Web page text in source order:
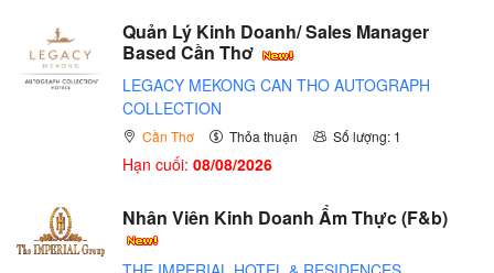
Quản Lý Kinh Doanh/ Sales Manager
Based Cần Thơ
LEGACY MEKONG CAN THO AUTOGRAPH
COLLECTION
Cần Thơ Thỏa thuận Số lượng: 1
Hạn cuối: 08/08/2026
Nhân Viên Kinh Doanh Ẩm Thực (F&b)